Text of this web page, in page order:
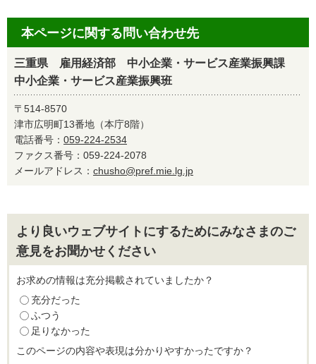
本ページに関する問い合わせ先
三重県 雇用経済部 中小企業・サービス産業振興課
中小企業・サービス産業振興班
〒514-8570
津市広明町13番地（本庁8階）
電話番号： 059-224-2534
ファクス番号：059-224-2078
メールアドレス： chusho@pref.mie.lg.jp
より良いウェブサイトにするためにみなさまのご
意見をお聞かせください
お求めの情報は充分掲載されていましたか？
充分だった
ふつう
足りなかった
このページの内容や表現は分かりやすかったですか？